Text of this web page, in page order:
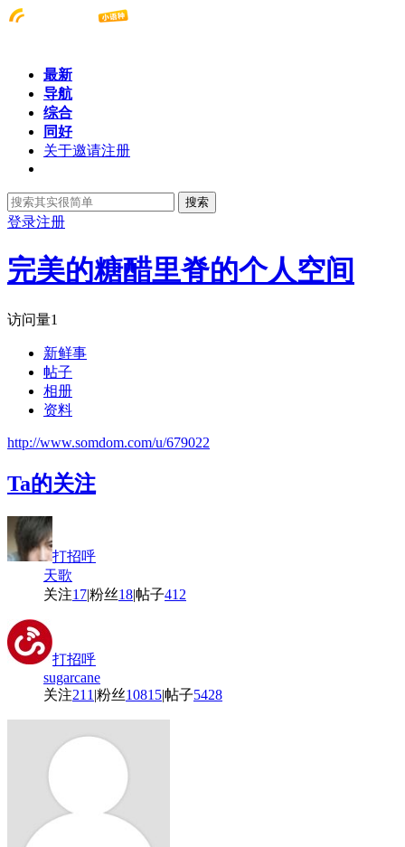
最新
导航
综合
同好
关于邀请注册
搜索
登录注册
完美的糖醋里脊的个人空间
访问量1
新鲜事
帖子
相册
资料
http://www.somdom.com/u/679022
Ta的关注
打招呼
天歌
关注17|粉丝18|帖子412
打招呼
sugarcane
关注211 |粉丝10815|帖子5428